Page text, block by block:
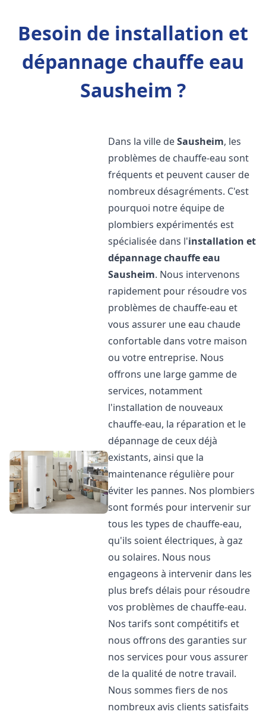
Besoin de installation et
dépannage chauffe eau
Sausheim ?
Dans la ville deSausheim, les
problèmes de chauffe-eau sont
fréquents et peuvent causer de
nombreux désagréments. C'est
pourquoi notre équipe de
plombiers expérimentés est
spécialisée dans l'installation et
dépannage chauffe eau
Sausheim. Nous intervenons
rapidement pour résoudre vos
problèmes de chauffe-eau et
vous assurer une eau chaude
confortable dans votre maison
ou votre entreprise. Nous
offrons une large gamme de
services, notamment
l'installation de nouveaux
chauffe-eau, la réparation et le
dépannage de ceux déjà
existants, ainsi que la
maintenance régulière pour
éviter les pannes. Nos plombiers
sont formés pour intervenir sur
tous les types de chauffe-eau,
qu'ils soient électriques, à gaz
ou solaires. Nous nous
engageons à intervenir dans les
plus brefs délais pour résoudre
vos problèmes de chauffe-eau.
Nos tarifs sont compétitifs et
nous offrons des garanties sur
nos services pour vous assurer
de la qualité de notre travail.
Nous sommes fiers de nos
nombreux avis clients satisfaits